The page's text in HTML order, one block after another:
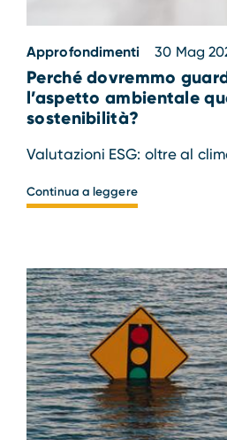
Approfondimenti 30 Mag
Perché dovremmo
l’aspetto ambientale
sostenibilità?
Valutazioni ESG: oltre al
Continua a leggere